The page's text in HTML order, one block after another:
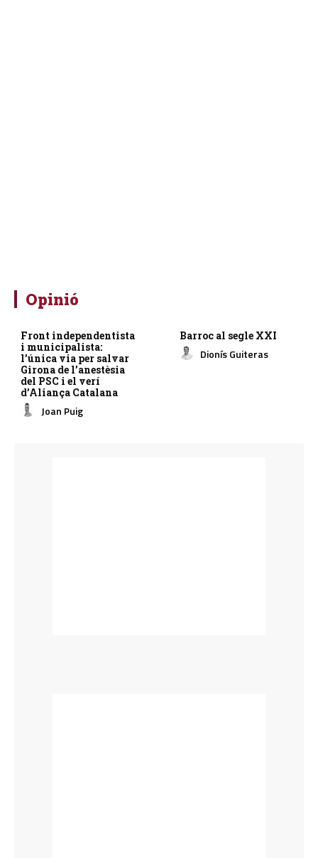
Opinió
Front independentista
i municipalista:
l’única via per salvar
Girona de l’anestèsia
del PSC i el verí
d’Aliança Catalana
Joan Puig
Barroc al segle XXI
Dionís Guiteras